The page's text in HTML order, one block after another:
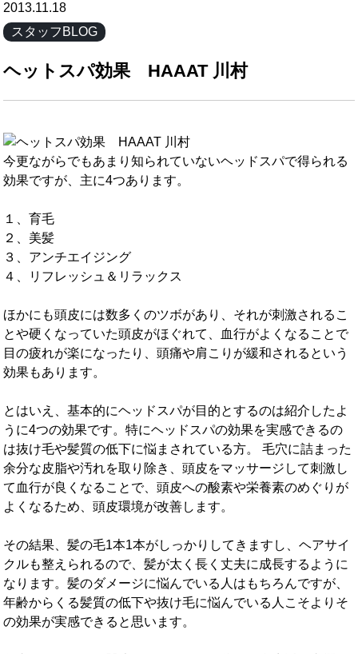
2013.11.18
スタッフBLOG
ヘットスパ効果 HAAAT 川村
今更ながらでもあまり知られていないヘッドスパで得られる
効果ですが、主に4つあります。
１、育毛
２、美髪
３、アンチエイジング
４、リフレッシュ＆リラックス
ほかにも頭皮には数多くのツボがあり、それが刺激されるこ
とや硬くなっていた頭皮がほぐれて、血行がよくなることで
目の疲れが楽になったり、頭痛や肩こりが緩和されるという
効果もあります。
とはいえ、基本的にヘッドスパが目的とするのは紹介したよ
うに4つの効果です。特にヘッドスパの効果を実感できるの
は抜け毛や髪質の低下に悩まされている方。 毛穴に詰まった
余分な皮脂や汚れを取り除き、頭皮をマッサージして刺激し
て血行が良くなることで、頭皮への酸素や栄養素のめぐりが
よくなるため、頭皮環境が改善します。
その結果、髪の毛1本1本がしっかりしてきますし、ヘアサイ
クルも整えられるので、髪が太く長く丈夫に成長するように
なります。髪のダメージに悩んでいる人はもちろんですが、
年齢からくる髪質の低下や抜け毛に悩んでいる人こそよりそ
の効果が実感できると思います。